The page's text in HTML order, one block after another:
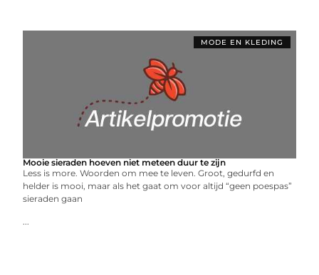
MODE EN KLEDING
Mooie sieraden hoeven niet meteen duur te zijn
Less is more. Woorden om mee te leven. Groot, gedurfd en
helder is mooi, maar als het gaat om voor altijd “geen poespas”
sieraden gaan
...